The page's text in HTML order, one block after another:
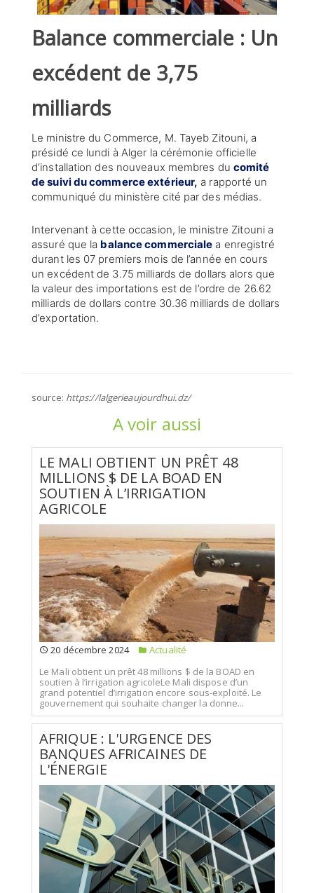
Balance commerciale : Un
excédent de 3,75
milliards
Le ministre du Commerce, M. Tayeb Zitouni, a
présidé ce lundi à Alger la cérémonie officielle
d’installation des nouveaux membres du comité
de suivi du commerce extérieur, a rapporté un
communiqué du ministère cité par des médias.
Intervenant à cette occasion, le ministre Zitouni a
assuré que la balance commerciale a enregistré
durant les 07 premiers mois de l’année en cours
un excédent de 3.75 milliards de dollars alors que
la valeur des importations est de l’ordre de 26.62
milliards de dollars contre 30.36 milliards de dollars
d’exportation.
source: https://lalgerieaujourdhui.dz/
A voir aussi
LE MALI OBTIENT UN PRÊT 48
MILLIONS $ DE LA BOAD EN
SOUTIEN À L’IRRIGATION
AGRICOLE
20 décembre 2024
Actualité
Le Mali obtient un prêt 48 millions $ de la BOAD en
soutien à l’irrigation agricoleLe Mali dispose d’un
grand potentiel d’irrigation encore sous-exploité. Le
gouvernement qui souhaite changer la donne...
AFRIQUE : L'URGENCE DES
BANQUES AFRICAINES DE
L'ÉNERGIE